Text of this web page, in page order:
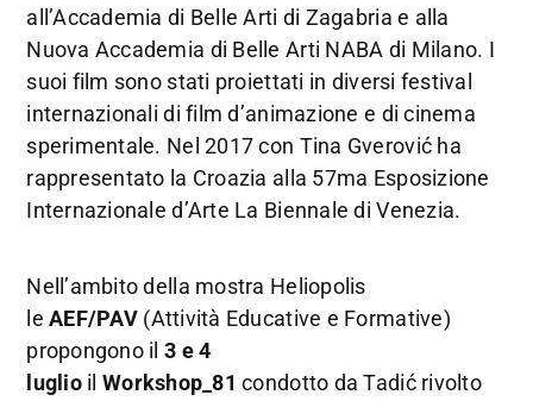
all’Accademia di Belle Arti di Zagabria e alla
Nuova Accademia di Belle Arti NABA di Milano. I
suoi film sono stati proiettati in diversi festival
internazionali di film d’animazione e di cinema
sperimentale. Nel 2017 con Tina Gverović ha
rappresentato la Croazia alla 57ma Esposizione
Internazionale d’Arte La Biennale di Venezia.
Nell’ambito della mostra Heliopolis
leAEF/PAV (Attività Educative e Formative)
propongono il3 e 4
luglioil Workshop_81 condotto da Tadić rivolto